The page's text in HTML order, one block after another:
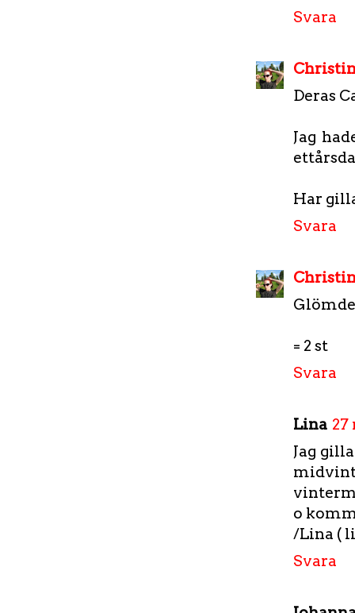
Svara
Deras
Jag
Har
Svara
= 2 st
Svara
Lina 27
Jag
o
/Lina (
Svara